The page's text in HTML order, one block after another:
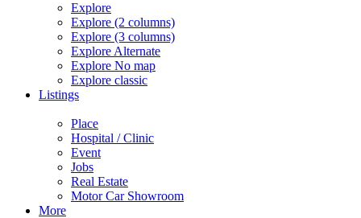
Explore
Explore (2 columns)
Explore (3 columns)
Explore Alternate
Explore No map
Explore classic
Listings
Place
Hospital / Clinic
Event
Jobs
Real Estate
Motor Car Showroom
More